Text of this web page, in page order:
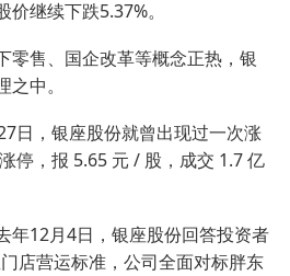
继续下跌5.37%。
售、国企改革等概念正热，银
中。
，银座股份就曾出现过一次涨
停，报 5.65 元 / 股，成交 1.7 亿
12月4日，银座股份回答投资者
店营运标准，公司全面对标胖东